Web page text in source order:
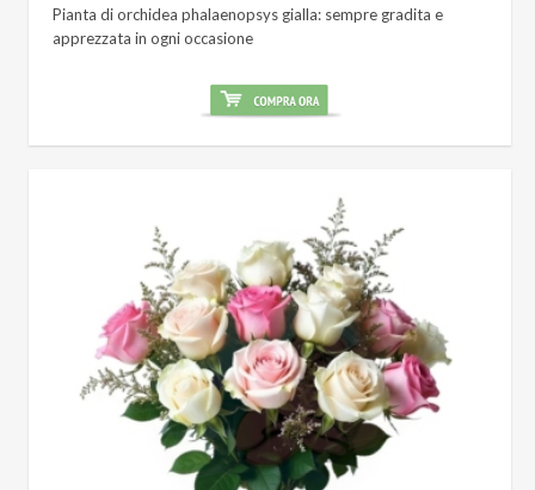
Pianta di orchidea phalaenopsys gialla: sempre gradita e
apprezzata in ogni occasione